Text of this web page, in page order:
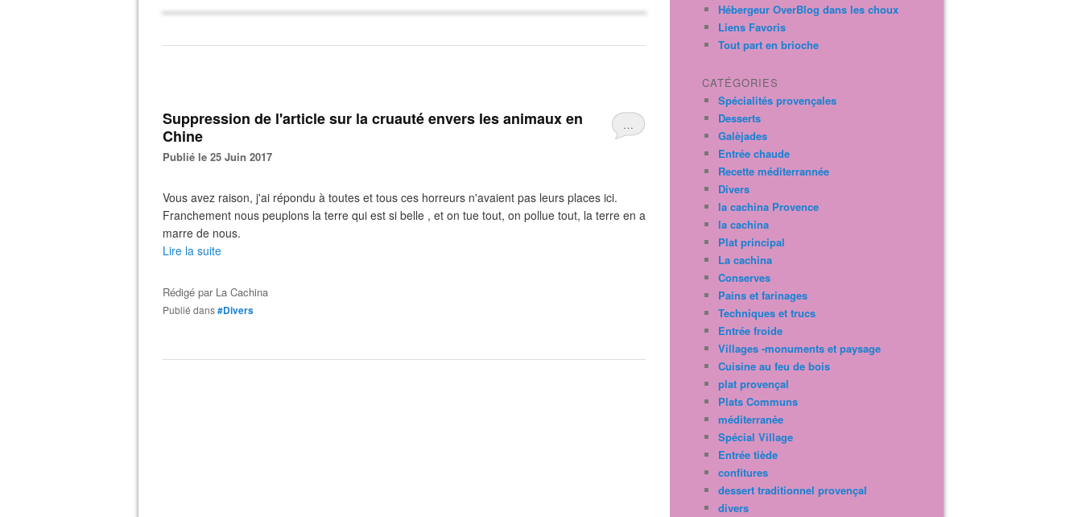
…
Suppression de l'article sur la cruauté envers les animaux en
Chine
Publié le 25 Juin 2017
Vous avez raison, j'ai répondu à toutes et tous ces horreurs n'avaient pas leurs places ici.
Franchement nous peuplons la terre qui est si belle , et on tue tout, on pollue tout, la terre en a
marre de nous.
Lire la suite
Rédigé par La Cachina
Publié dans#Divers
Hébergeur OverBlog dans les choux
Liens Favoris
Tout part en brioche
CATÉGORIES
Spécialités provençales
Desserts
Galèjades
Entrée chaude
Recette méditerrannée
Divers
la cachina Provence
la cachina
Plat principal
La cachina
Conserves
Pains et farinages
Techniques et trucs
Entrée froide
Villages -monuments et paysage
Cuisine au feu de bois
plat provençal
Plats Communs
méditerranée
Spécial Village
Entrée tiède
confitures
dessert traditionnel provençal
divers